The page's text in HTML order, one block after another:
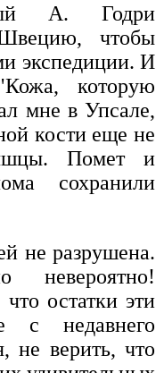
А. Годри
чтобы
экспедиции. И
которую
мне в Упсале,
кости еще не
Помет и
сохранили
не разрушена.
невероятно!
остатки эти
с недавнего
не верить, что